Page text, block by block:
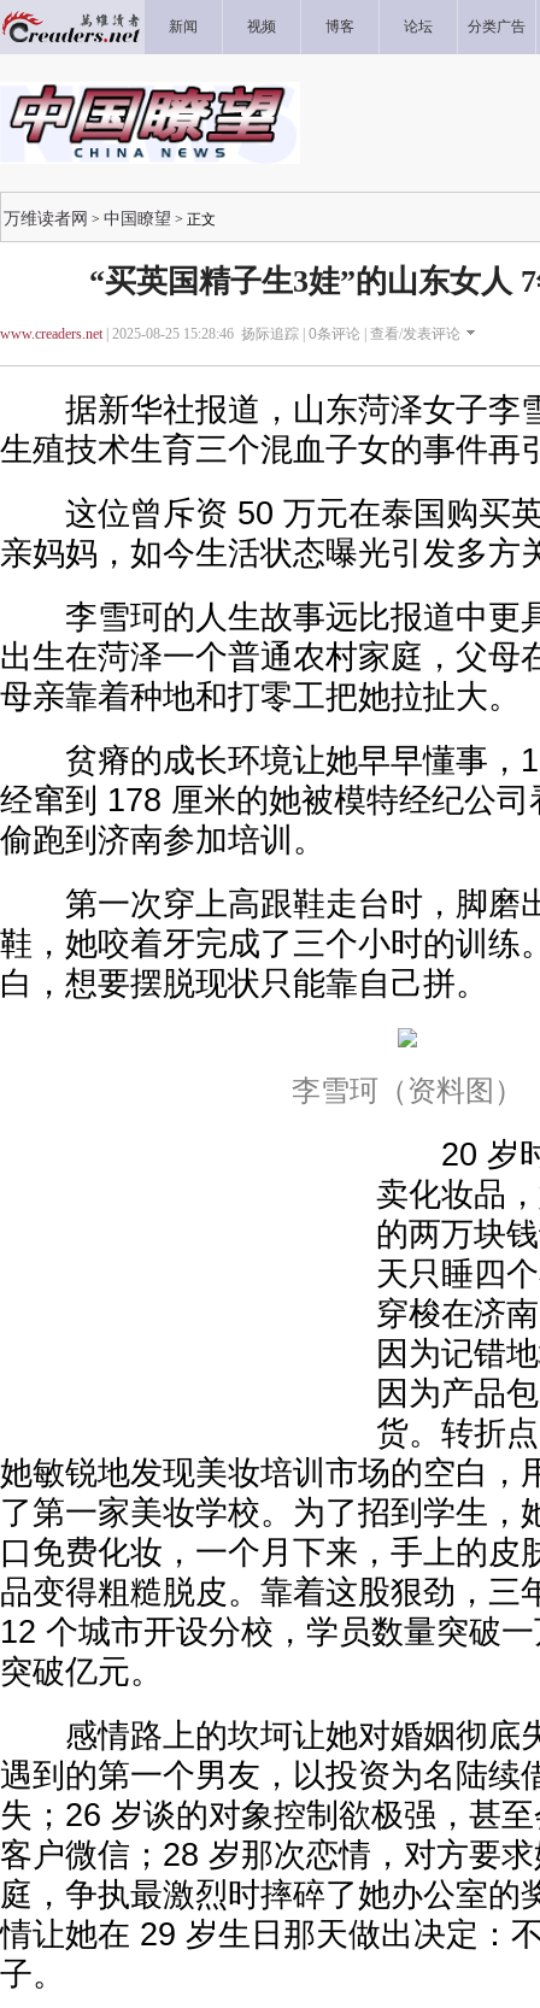
新闻 视频 博客 论坛 分类广告
万维读者网 > 中国瞭望 > 正文
“买英国精子生3娃”的山东女人
www.creaders.net| 2025-08-25 15:28:46 扬际追踪 | 0条评论 | 查看/发表评论
据新华社报道，山东菏泽女子李
生殖技术生育三个混血子女的事件再
这位曾斥资 50 万元在泰国购买英
亲妈妈，如今生活状态曝光引发多方
李雪珂的人生故事远比报道中更
出生在菏泽一个普通农村家庭，父母
母亲靠着种地和打零工把她拉扯大。
贫瘠的成长环境让她早早懂事，
经窜到 178 厘米的她被模特经纪公
偷跑到济南参加培训。
第一次穿上高跟鞋走台时，脚磨
鞋，她咬着牙完成了三个小时的训练
白，想要摆脱现状只能靠自己拼。
李雪珂（资料图）
20 岁时
卖化妆品
的两万块
天只睡四
穿梭在济
因为记错
因为产品
货。转折
她敏锐地发现美妆培训市场的空白，
了第一家美妆学校。为了招到学生，
口免费化妆，一个月下来，手上的皮
品变得粗糙脱皮。靠着这股狠劲，三
12 个城市开设分校，学员数量突破
突破亿元。
感情路上的坎坷让她对婚姻彻底
遇到的第一个男友，以投资为名陆续
失；26 岁谈的对象控制欲极强，甚
客户微信；28 岁那次恋情，对方要
庭，争执最激烈时摔碎了她办公室的
情让她在 29 岁生日那天做出决定：
子。